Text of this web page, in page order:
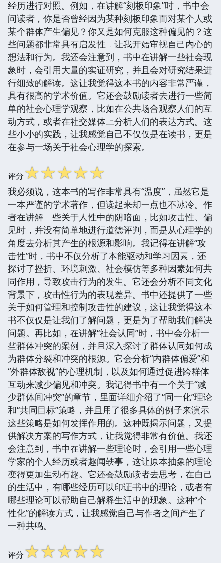
经历进行对照。例如，在讲解“刻板印象”时，书中会
问读者，你是否曾经因为某种刻板印象而对某个人或
某个群体产生偏见？你又是如何克服这种偏见的？这
些问题都非常具有启发性，让我开始审视自己内心的
想法和行为。我还会注意到，书中在讲解一些社会现
象时，会引用大量的实证研究，并且会对研究结果进
行细致的解读。这让我觉得这本书的内容非常严谨，
具有很高的学术价值。它还会鼓励读者去进行一些简
单的社会心理学观察，比如在公共场合观察人们的互
动方式，或者在社交媒体上分析人们的表达方式。这
些小小的实践，让我感觉自己不仅仅是在读书，更是
在参与一场关于社会心理学的探索。
评分☆☆☆☆☆
我必须说，这本书的写作非常具有“温度”，虽然它是
一本严谨的学术著作，但读起来却一点也不冰冷。作
者在讲解一些关于人性中的阴暗面，比如攻击性、偏
见时，并没有简单地进行道德评判，而是从心理学的
角度去分析其产生的根源和影响。我记得在讲解“攻
击性”时，书中不仅分析了本能驱动和学习因素，还
探讨了挫折、环境刺激、社会模仿等多种因素如何共
同作用，导致攻击行为的发生。它还会分析不同文化
背景下，攻击性行为的表现差异。书中还提供了一些
关于如何管理和控制攻击性的建议，这让我觉得这本
书不仅仅是让我们了解问题，更是为了帮助我们解决
问题。再比如，在讲解“社会认同”时，书中会分析一
些群体冲突的案例，并且深入探讨了群体认同如何成
为群体分裂和冲突的根源。它会分析“内群体偏爱”和
“外群体敌视”的心理机制，以及如何通过促进跨群体
互动来减少偏见和冲突。我记得书中有一个关于“减
少群体间冲突”的章节，里面详细介绍了“同一化”理论
和“共同目标”策略，并且用了很多具体的例子来演示
这些策略是如何发挥作用的。这种既揭示问题，又提
供解决方案的写作方式，让我觉得非常有价值。我还
会注意到，书中在讲解一些理论时，会引用一些心理
学家的个人经历或者趣闻轶事，这让原本抽象的理论
变得更加生动有趣。它还会鼓励读者去思考，在自己
的生活中，有哪些经历可以印证书中的理论，或者有
哪些理论可以帮助自己解释生活中的现象。这种“个
性化”的解读方式，让我感觉自己与作者之间产生了
一种共鸣。
评分☆☆☆☆☆